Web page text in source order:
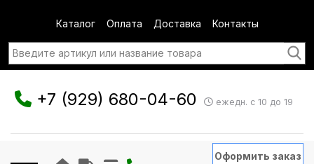
Каталог Оплата Доставка Контакты
+7 (929) 680-04-60 ежедн. с 10 до 19
Оформить заказ